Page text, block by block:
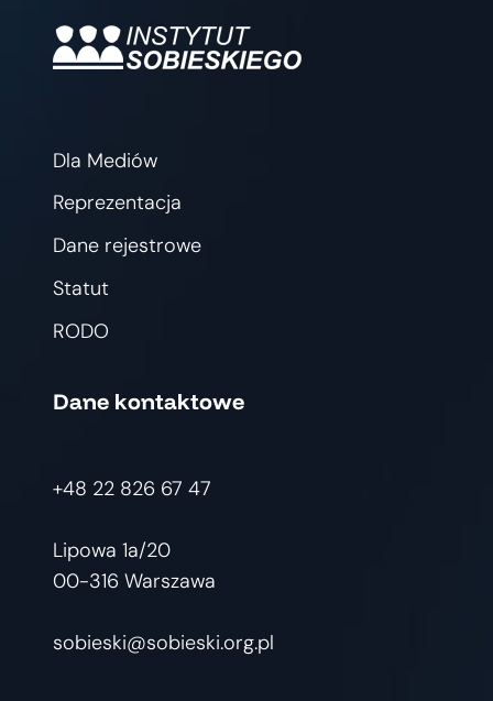
Dla Mediów
Reprezentacja
Dane rejestrowe
Statut
RODO
Dane kontaktowe
+48 22 826 67 47
Lipowa 1a/20
00-316 Warszawa
sobieski@sobieski.org.pl